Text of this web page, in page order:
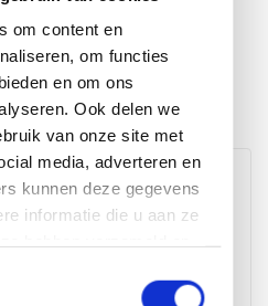
om content en
om functies
en om ons
Ook delen we
van onze site met
media, adverteren en
kunnen deze gegevens
informatie die u aan ze